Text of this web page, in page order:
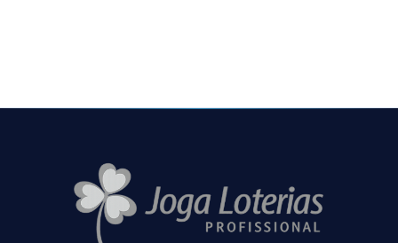
mais rápido que nas versões anteriores -
Possibilidade de realizar a filtragem de jogos
através de lotes de arquivos no formato TXT
- Cores de blocos personalizados na lista de